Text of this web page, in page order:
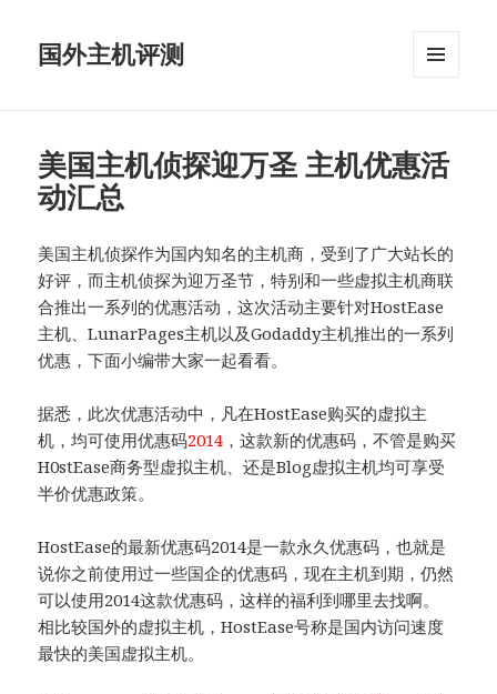
国外主机评测
美国主机侦探迎万圣 主机优惠活
动汇总
美国主机侦探作为国内知名的主机商，受到了广大站长的
好评，而主机侦探为迎万圣节，特别和一些虚拟主机商联
合推出一系列的优惠活动，这次活动主要针对HostEase
主机、LunarPages主机以及Godaddy主机推出的一系列
优惠，下面小编带大家一起看看。
据悉，此次优惠活动中，凡在HostEase购买的虚拟主
机，均可使用优惠码2014 ，这款新的优惠码，不管是购买
H0stEase商务型虚拟主机、还是Blog虚拟主机均可享受
半价优惠政策。
HostEase的最新优惠码2014是一款永久优惠码，也就是
说你之前使用过一些国企的优惠码，现在主机到期，仍然
可以使用2014这款优惠码，这样的福利到哪里去找啊。
相比较国外的虚拟主机，HostEase号称是国内访问速度
最快的美国虚拟主机。